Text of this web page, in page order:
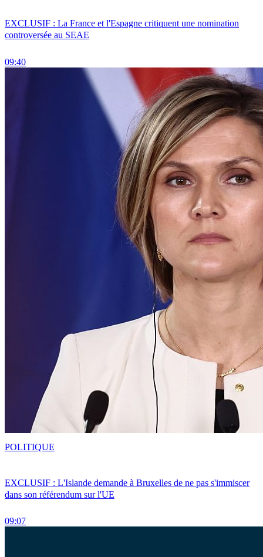
EXCLUSIF : La France et l'Espagne critiquent une nomination
controversée au SEAE
09:40
EXCLUSIF : L'Islande demande à Bruxelles de ne pas s'immiscer
dans son référendum sur l'UE
09:07
POLITIQUE